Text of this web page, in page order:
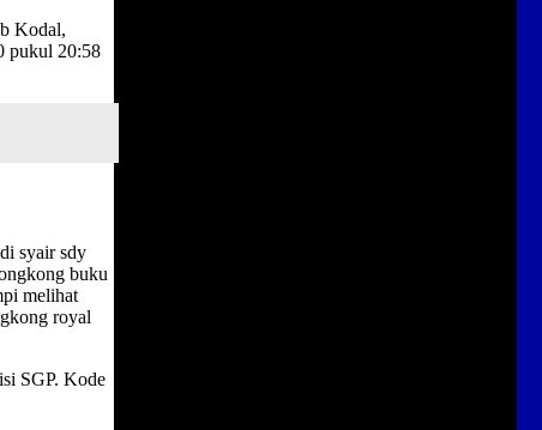
Kodal,
pukul 20:58
syair sdy
buku
melihat
royal
SGP. Kode